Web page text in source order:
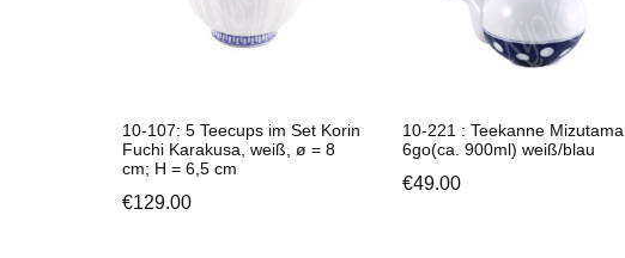
10-107: 5 Teecups im Set Korin
Fuchi Karakusa, weiß, ø = 8
cm; H = 6,5 cm
€129.00
10-221 : Teekanne Mizutama
6go(ca. 900ml) weiß/blau
€49.00